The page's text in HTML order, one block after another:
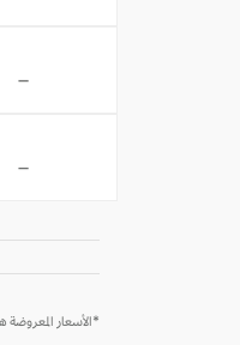
-
-
*الأسعار المعروضة هي أسعار